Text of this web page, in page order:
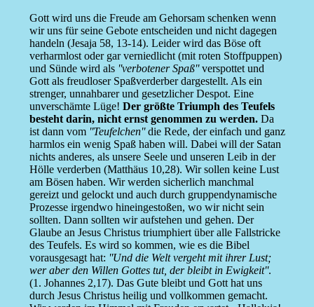
Gott wird uns die Freude am Gehorsam schenken wenn
wir uns für seine Gebote entscheiden und nicht dagegen
handeln (Jesaja 58, 13-14). Leider wird das Böse oft
verharmlost oder gar verniedlicht (mit roten Stoffpuppen)
und Sünde wird als ''verbotener Spaß''verspottet und
Gott als freudloser Spaßverderber dargestellt. Als ein
strenger, unnahbarer und gesetzlicher Despot. Eine
unverschämte Lüge! Der größte Triumph des Teufels
besteht darin, nicht ernst genommen zu werden.Da
ist dann vom ''Teufelchen''die Rede, der einfach und ganz
harmlos ein wenig Spaß haben will. Dabei will der Satan
nichts anderes, als unsere Seele und unseren Leib in der
Hölle verderben (Matthäus 10,28). Wir sollen keine Lust
am Bösen haben. Wir werden sicherlich manchmal
gereizt und gelockt und auch durch gruppendynamische
Prozesse irgendwo hineingestoßen, wo wir nicht sein
sollten. Dann sollten wir aufstehen und gehen. Der
Glaube an Jesus Christus triumphiert über alle Fallstricke
des Teufels. Es wird so kommen, wie es die Bibel
vorausgesagt hat: ''Und die Welt vergeht mit ihrer Lust;
wer aber den Willen Gottes tut, der bleibt in Ewigkeit''.
(1. Johannes 2,17). Das Gute bleibt und Gott hat uns
durch Jesus Christus heilig und vollkommen gemacht.